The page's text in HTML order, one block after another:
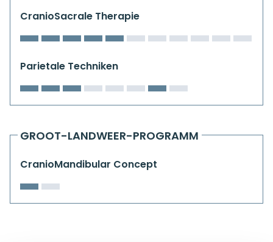
CranioSacrale Therapie
Parietale Techniken
GROOT-LANDWEER-PROGRAMM
CranioMandibular Concept